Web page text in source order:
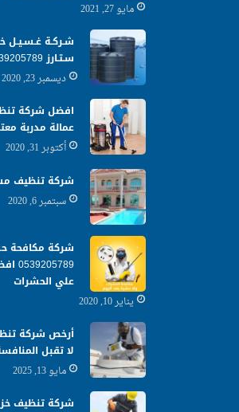
مايو 27, 2021
شـركـة غـسـيـل
سـتـارز 0539205789
ديسمبر 23, 2020
عمالة مدربة
أكتوبر 31, 2020
شركة تنظيف مسابح
سبتمبر 6, 2020
شركة مكافحة
علي الحشرات
يناير 10, 2020
أرخص شركة
لا تقبل
مايو 13, 2025
شركة تنظيف